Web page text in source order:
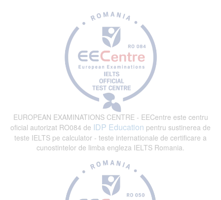
EUROPEAN EXAMINATIONS CENTRE - EECentre este centru
oficial autorizat RO084 de IDP Education pentru sustinerea de
teste IELTS pe calculator - teste internationale de certificare a
cunostintelor de limba engleza IELTS Romania.